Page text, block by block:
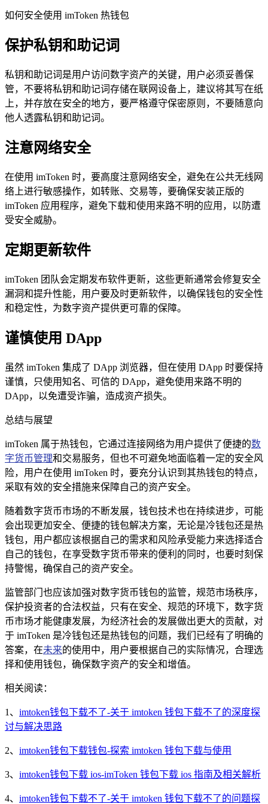
如何安全使用 imToken 热钱包
保护私钥和助记词
私钥和助记词是用户访问数字资产的关键，用户必须妥善保
管，不要将私钥和助记词存储在联网设备上，建议将其写在纸
上，并存放在安全的地方，要严格遵守保密原则，不要随意向
他人透露私钥和助记词。
注意网络安全
在使用 imToken 时，要高度注意网络安全，避免在公共无线网
络上进行敏感操作，如转账、交易等，要确保安装正版的
imToken 应用程序，避免下载和使用来路不明的应用，以防遭
受安全威胁。
定期更新软件
imToken 团队会定期发布软件更新，这些更新通常会修复安全
漏洞和提升性能，用户要及时更新软件，以确保钱包的安全性
和稳定性，为数字资产提供更可靠的保障。
谨慎使用 DApp
虽然 imToken 集成了 DApp 浏览器，但在使用 DApp 时要保持
谨慎，只使用知名、可信的 DApp，避免使用来路不明的
DApp，以免遭受诈骗，造成资产损失。
总结与展望
imToken 属于热钱包，它通过连接网络为用户提供了便捷的数
字货币管理和交易服务，但也不可避免地面临着一定的安全风
险，用户在使用 imToken 时，要充分认识到其热钱包的特点，
采取有效的安全措施来保障自己的资产安全。
随着数字货币市场的不断发展，钱包技术也在持续进步，可能
会出现更加安全、便捷的钱包解决方案，无论是冷钱包还是热
钱包，用户都应该根据自己的需求和风险承受能力来选择适合
自己的钱包，在享受数字货币带来的便利的同时，也要时刻保
持警惕，确保自己的资产安全。
监管部门也应该加强对数字货币钱包的监管，规范市场秩序，
保护投资者的合法权益，只有在安全、规范的环境下，数字货
币市场才能健康发展，为经济社会的发展做出更大的贡献，对
于 imToken 是冷钱包还是热钱包的问题，我们已经有了明确的
答案，在未来的使用中，用户要根据自己的实际情况，合理选
择和使用钱包，确保数字资产的安全和增值。
相关阅读：
1、 imtoken钱包下载不了-关于 imtoken 钱包下载不了的深度探
讨与解决思路
2、 imtoken钱包下载钱包-探索 imtoken 钱包下载与使用
3、 imtoken钱包下载 ios-imToken 钱包下载 ios 指南及相关解析
4、 imtoken钱包下载不了-关于 imtoken 钱包下载不了的问题探